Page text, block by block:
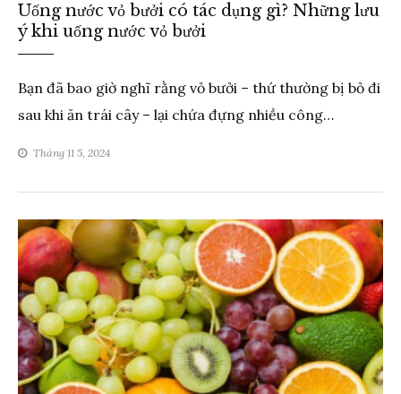
LOẠI
Uống nước vỏ bưởi có tác dụng gì? Những lưu
ý khi uống nước vỏ bưởi
Bạn đã bao giờ nghĩ rằng vỏ bưởi – thứ thường bị bỏ đi
sau khi ăn trái cây – lại chứa đựng nhiều công…
Tháng 11 5, 2024